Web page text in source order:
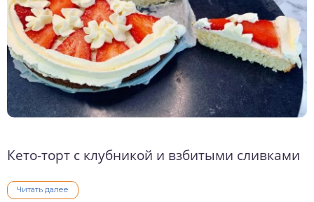
Кето-торт с клубникой и взбитыми сливками
Читать далее